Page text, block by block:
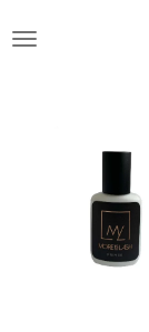
direct